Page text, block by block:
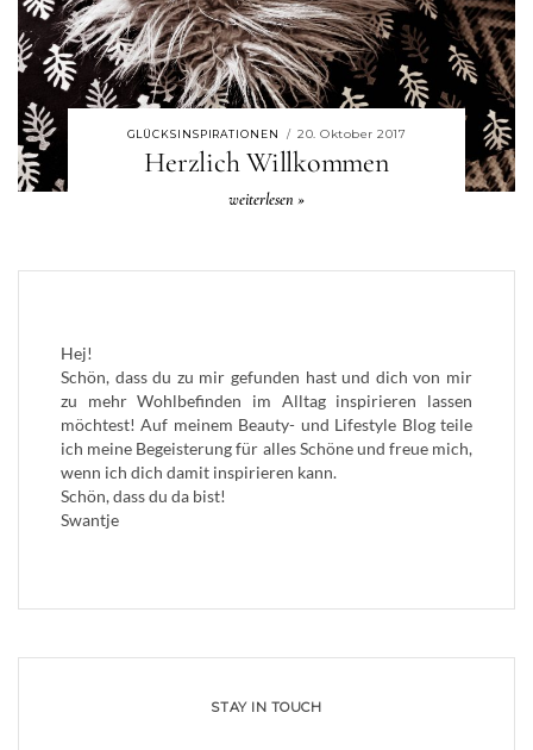
GLÜCKSINSPIRATIONEN / 20. Oktober 2017
Herzlich Willkommen
weiterlesen »
Hej!
Schön, dass du zu mir gefunden hast und dich von mir
zu mehr Wohlbefinden im Alltag inspirieren lassen
möchtest! Auf meinem Beauty- und Lifestyle Blog teile
ich meine Begeisterung für alles Schöne und freue mich,
wenn ich dich damit inspirieren kann.
Schön, dass du da bist!
Swantje
STAY IN TOUCH